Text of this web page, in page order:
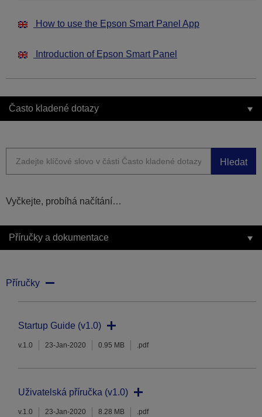
How to use the Epson Smart Panel App
Introduction of Epson Smart Panel
Často kladené dotazy
Hledat
Vyčkejte, probíhá načítání…
Příručky a dokumentace
Příručky
Startup Guide (v1.0)
v.1.0 23-Jan-2020 0.95 MB .pdf
Uživatelská příručka (v1.0)
v.1.0 23-Jan-2020 8.28 MB .pdf